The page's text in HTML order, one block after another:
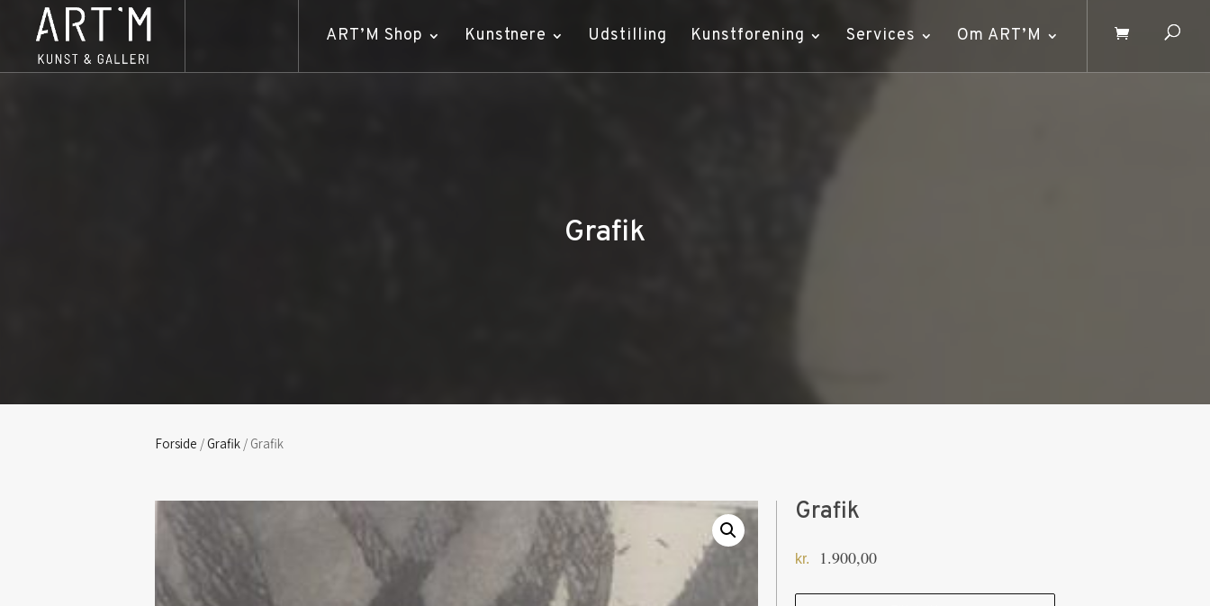
ART’M Shop Kunstnere Udstilling Kunstforening Services Om ART’M
Grafik
Forside /Grafik / Grafik
Grafik
kr. 1.900,00